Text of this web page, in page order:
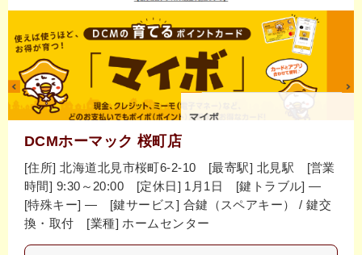
DCMホーマック 桜町店
[住所] 北海道北見市桜町6-2-10 [最寄駅] 北見駅 [営業
時間] 9:30～20:00 [定休日] 1月1日 [鍵トラブル] ―
[特殊キー] ― [鍵サービス] 合鍵（スペアキー） / 鍵交
換・取付 [業種] ホームセンター